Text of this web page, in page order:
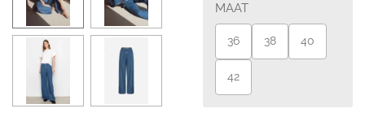
MAAT
36 38 40
42